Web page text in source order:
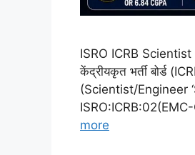
ISRO ICRB Scientist
केंद्रीयकृत भर्ती बोर्ड
(Scientist/Engineer
ISRO:ICRB:02(EMC-
more